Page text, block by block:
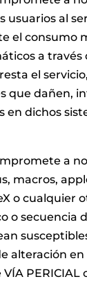
usuarios al
el consumo
a través
el
que dañen,
en dichos
a
macros,
o cualquier
o secuencia
alteración en
PERICIAL